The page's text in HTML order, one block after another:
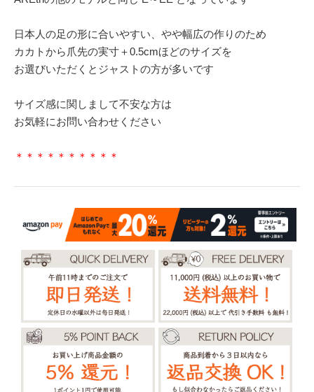
日本人の足の形に合いやすい、やや幅広の作りのため
カカトから爪先の実寸＋0.5cmほどのサイズを
お選びいただくとジャストの方が多いです
サイズ感に関しまして不安な方は
お気軽にお問い合わせください
＊＊＊＊＊＊＊＊＊＊